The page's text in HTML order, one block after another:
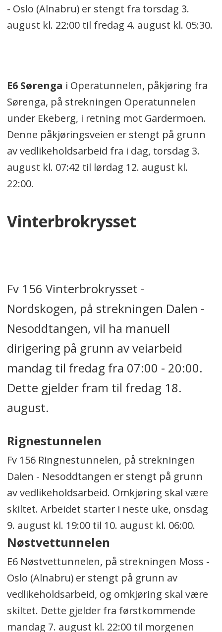
- Oslo (Alnabru) er stengt fra torsdag 3.
august kl. 22:00 til fredag 4. august kl. 05:30.
E6 Sørenga i Operatunnelen, påkjøring fra
Sørenga, på strekningen Operatunnelen
under Ekeberg, i retning mot Gardermoen.
Denne påkjøringsveien er stengt på grunn
av vedlikeholdsarbeid fra i dag, torsdag 3.
august kl. 07:42 til lørdag 12. august kl.
22:00.
Vinterbrokrysset
Fv 156 Vinterbrokrysset -
Nordskogen, på strekningen Dalen -
Nesoddtangen, vil ha manuell
dirigering på grunn av veiarbeid
mandag til fredag fra 07:00 - 20:00.
Dette gjelder fram til fredag 18.
august.
Rignestunnelen
Fv 156 Ringnestunnelen, på strekningen
Dalen - Nesoddtangen er stengt på grunn
av vedlikeholdsarbeid. Omkjøring skal være
skiltet. Arbeidet starter i neste uke, onsdag
9. august kl. 19:00 til 10. august kl. 06:00.
Nøstvettunnelen
E6 Nøstvettunnelen, på strekningen Moss -
Oslo (Alnabru) er stengt på grunn av
vedlikeholdsarbeid, og omkjøring skal være
skiltet. Dette gjelder fra førstkommende
mandag 7. august kl. 22:00 til morgenen